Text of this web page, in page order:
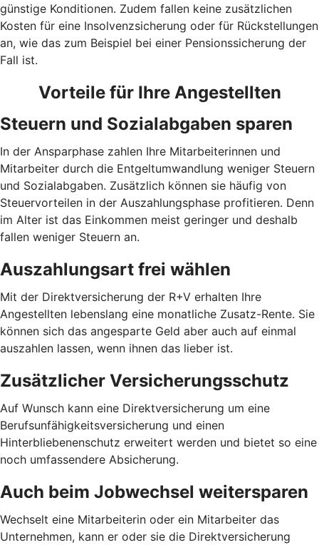
günstige Konditionen. Zudem fallen keine zusätzlichen
Kosten für eine Insolvenzsicherung oder für Rückstellungen
an, wie das zum Beispiel bei einer Pensionssicherung der
Fall ist.
Vorteile für Ihre Angestellten
Steuern und Sozialabgaben sparen
In der Ansparphase zahlen Ihre Mitarbeiterinnen und
Mitarbeiter durch die Entgeltumwandlung weniger Steuern
und Sozialabgaben. Zusätzlich können sie häufig von
Steuervorteilen in der Auszahlungsphase profitieren. Denn
im Alter ist das Einkommen meist geringer und deshalb
fallen weniger Steuern an.
Auszahlungsart frei wählen
Mit der Direktversicherung der R+V erhalten Ihre
Angestellten lebenslang eine monatliche Zusatz-Rente. Sie
können sich das angesparte Geld aber auch auf einmal
auszahlen lassen, wenn ihnen das lieber ist.
Zusätzlicher Versicherungsschutz
Auf Wunsch kann eine Direktversicherung um eine
Berufsunfähigkeitsversicherung und einen
Hinterbliebenenschutz erweitert werden und bietet so eine
noch umfassendere Absicherung.
Auch beim Jobwechsel weitersparen
Wechselt eine Mitarbeiterin oder ein Mitarbeiter das
Unternehmen, kann er oder sie die Direktversicherung